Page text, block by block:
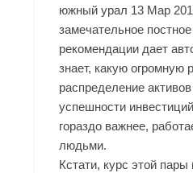
южный урал 13 Мар
замечательное
рекомендации дает
знает, какую огромную
распределение
успешности
гораздо важнее,
людьми.
Кстати, курс этой пары